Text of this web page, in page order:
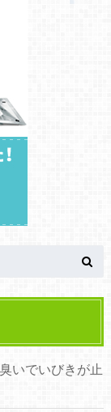
いでいびきが止